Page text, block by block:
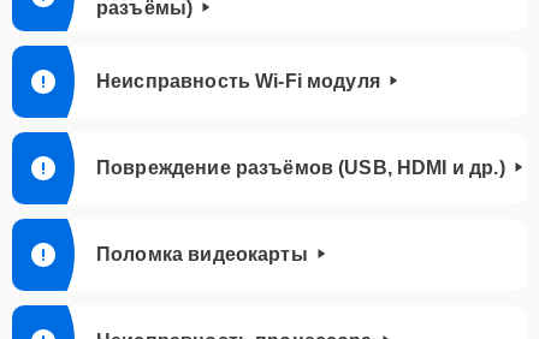
разъёмы)
Неисправность Wi-Fi модуля
Повреждение разъёмов (USB, HDMI и др.)
Поломка видеокарты